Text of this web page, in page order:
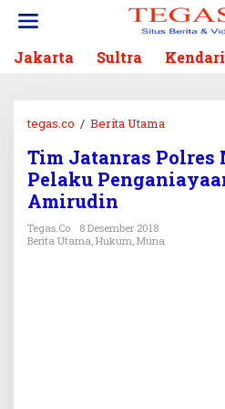
Jakarta Sultra Kendari
tegas.co / Berita Utama
m
J
Tim Jatanras Polres
Pelaku
Amirudin
Tegas.co
8 Desember 2018
Berita Utama, Hukum, Muna